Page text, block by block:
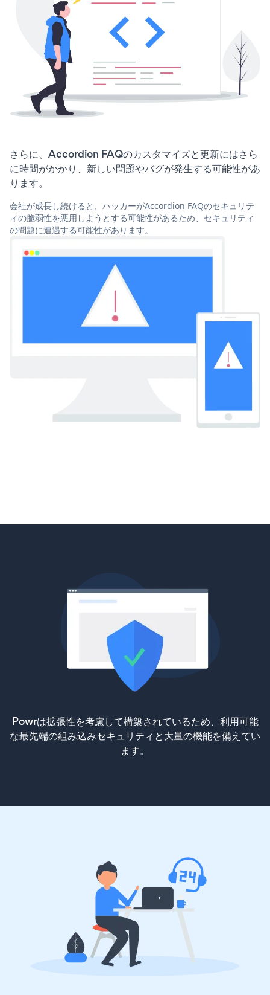
さらに、Accordion FAQのカスタマイズと更新にはさら
に時間がかかり、新しい問題やバグが発生する可能性があ
ります。
会社が成長し続けると、ハッカーがAccordion FAQのセキュリテ
ィの脆弱性を悪用しようとする可能性があるため、セキュリティ
の問題に遭遇する可能性があります。
Powrは拡張性を考慮して構築されているため、利用可能
な最先端の組み込みセキュリティと大量の機能を備えてい
ます。